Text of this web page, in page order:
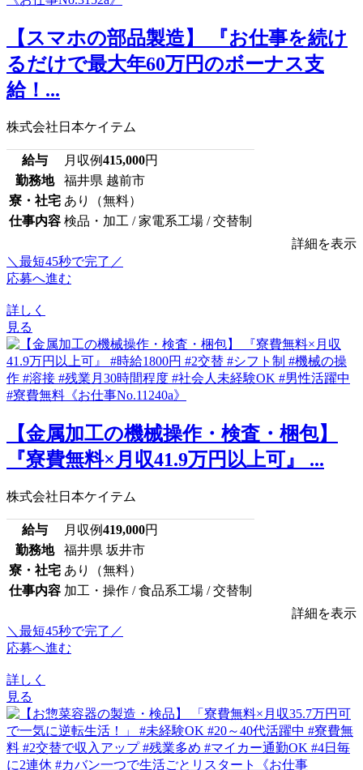
【スマホの部品製造】 『お仕事を続け
るだけで最大年60万円のボーナス支
給！...
株式会社日本ケイテム
給与 月収例415,000円
勤務地
福井県 越前市
寮・社宅 あり（無料）
仕事内容 検品・加工 / 家電系工場 / 交替制
詳細を表示
＼最短45秒で完了／
応募へ進む
詳しく
見る
【金属加工の機械操作・検査・梱包】
『寮費無料×月収41.9万円以上可』 ...
株式会社日本ケイテム
給与 月収例419,000円
勤務地
福井県 坂井市
寮・社宅 あり（無料）
仕事内容 加工・操作 / 食品系工場 / 交替制
詳細を表示
＼最短45秒で完了／
応募へ進む
詳しく
見る